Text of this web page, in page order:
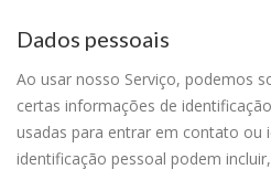
Dados pessoais
Ao usar nosso Serviço, podemos
certas informações de
usadas para entrar em contato ou
identificação pessoal podem